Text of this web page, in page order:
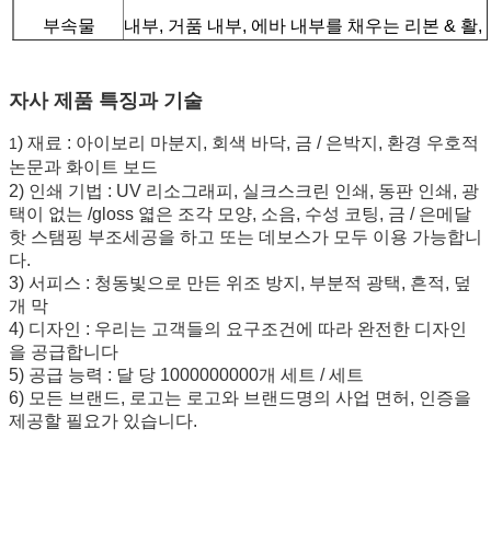
부속물 내부, 거품 내부, 에바 내부를 채우는 리본 & 활,
예술 작품 포
맷
설계에서 어도비 일러스트레이터, 포토샵인 고
의 인치당 도트 해상도.
포장
방수 플라스틱 백으로의 팩은 전에 항해에 적합
습니다
특징
미생물에 의해 분해되, 재활용 소재, 손으로 만
사이클아벌
자사 제품 특징과 기술
1) 재료 : 아이보리 마분지, 회색 바닥, 금 / 은박지, 환경 우호적
논문과 화이트 보드
2) 인쇄 기법 : UV 리소그래피, 실크스크린 인쇄, 동판 인쇄, 광
택이 없는 /gloss 엷은 조각 모양, 소음, 수성 코팅, 금 / 은메달
핫 스탬핑 부조세공을 하고 또는 데보스가 모두 이용 가능합니
다.
3) 서피스 : 청동빛으로 만든 위조 방지, 부분적 광택, 흔적, 덮
개 막
4) 디자인 : 우리는 고객들의 요구조건에 따라 완전한 디자인
을 공급합니다
5) 공급 능력 : 달 당 1000000000개 세트 / 세트
6) 모든 브랜드, 로고는 로고와 브랜드명의 사업 면허, 인증을
제공할 필요가 있습니다.